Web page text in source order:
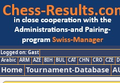
Logged on: Gast
Arabic ARM AZE BIH BUL CAT CHN CRO CZE
Home Tournament-Database